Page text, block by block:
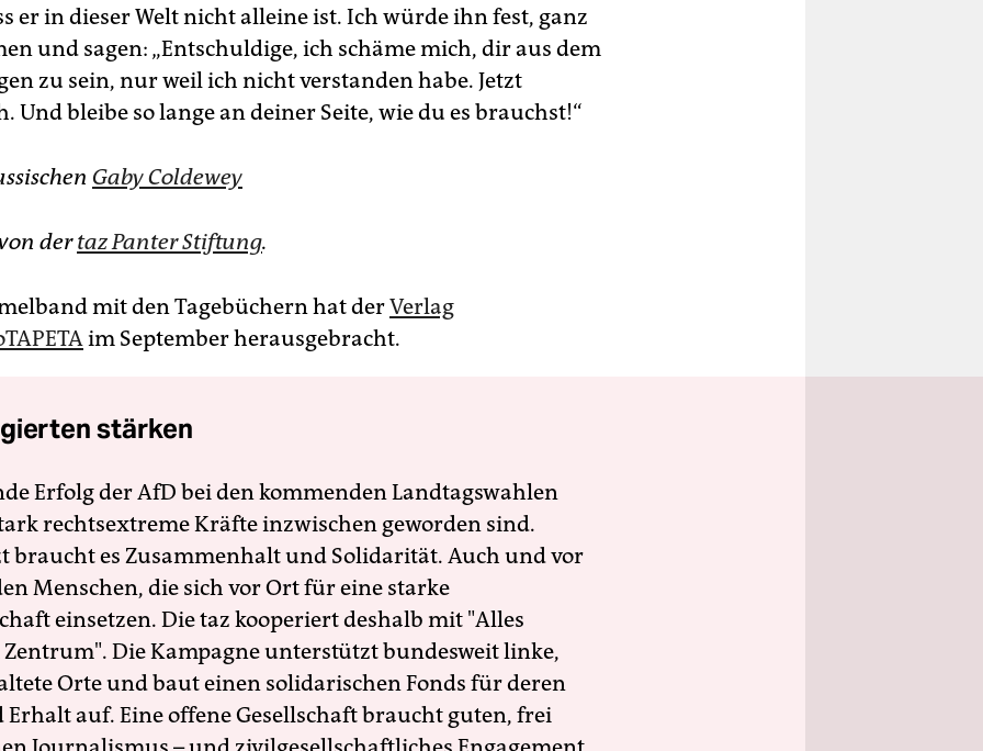
er in dieser Welt nicht alleine ist. Ich würde ihn fest, ganz
und sagen: „Entschuldige, ich schäme mich, dir aus dem
zu sein, nur weil ich nicht verstanden habe. Jetzt
Und bleibe so lange an deiner Seite, wie du es brauchst!“
Gaby Coldewey
dertaz Panter Stiftung.
mit den Tagebüchern hat derVerlag
im September herausgebracht.
stärken
Erfolg der AfD bei den kommenden Landtagswahlen
rechtsextreme Kräfte inzwischen geworden sind.
braucht es Zusammenhalt und Solidarität. Auch und vor
Menschen, die sich vor Ort für eine starke
einsetzen. Die taz kooperiert deshalb mit "Alles
Die Kampagne unterstützt bundesweit linke,
Orte und baut einen solidarischen Fonds für deren
Erhalt auf. Eine offene Gesellschaft braucht guten, frei